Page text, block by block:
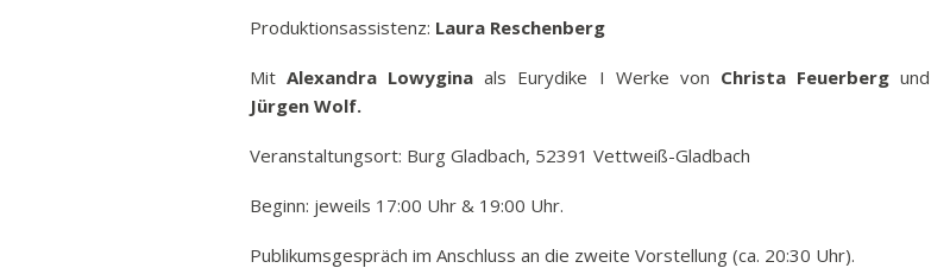
Produktionsassistenz: Laura Reschenberg
MitAlexandra Lowygina als Eurydike I Werke von Christa Feuerbergund
Jürgen Wolf.
Veranstaltungsort: Burg Gladbach, 52391 Vettweiß-Gladbach
Beginn: jeweils 17:00 Uhr & 19:00 Uhr.
Publikumsgespräch im Anschluss an die zweite Vorstellung (ca. 20:30 Uhr).